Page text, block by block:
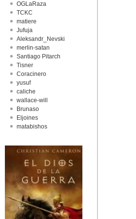
OGLaRaza
TCKC
matiere
Jufuja
Aleksandr_Nevski
merlin-satan
Santiago Pitarch
Tisner
Coracinero
yusuf
caliche
wallace-will
Brunaso
Eljoines
matabishos